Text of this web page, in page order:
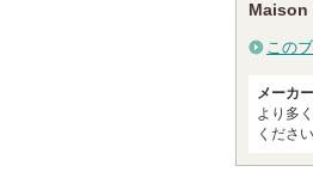
Maison
この
メーカ
より多
ください